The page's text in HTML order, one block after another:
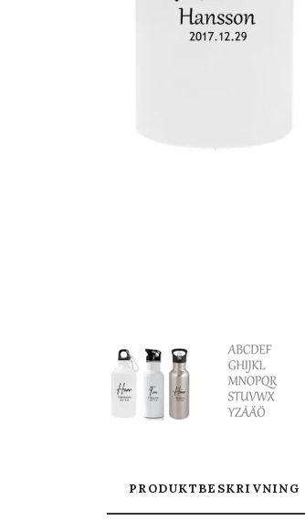
PRODUKTBESKRIVNING